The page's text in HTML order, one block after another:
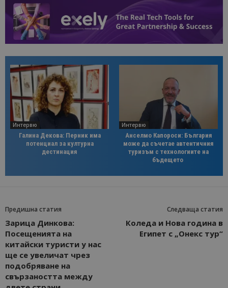
Интервю
Галина Декова: Перник има
потенциал за културна
дестинация
Интервю
Анселмо Капороси: България
може да съчетае автентичния
туризъм с технологиите на
бъдещето
Предишна статия
Зарица Динкова:
Посещенията на
китайски туристи у нас
ще се увеличат чрез
подобряване на
свързаността между
Следваща статия
Коледа и Нова година в
Египет с „Онекс тур“